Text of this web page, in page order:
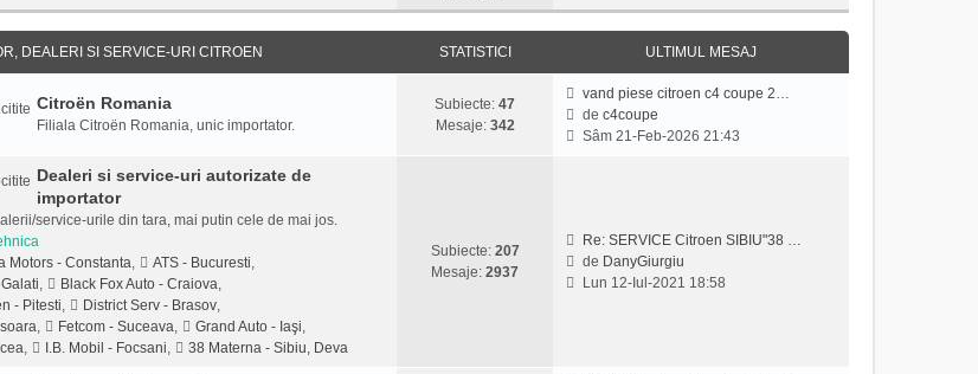
m
DEALERI SI SERVICE-URI CITROEN STATISTICI ULTIMUL MESAJ
Citroën Romania
Filiala Citroën Romania, unic importator.
Subiecte: 47
Mesaje: 342
vand piese citroen c4 coupe 2…
dec4coupe
V
l
t
i
Sâm 21-Feb-2026 21:43
Dealeri si service-uri autorizate de
importator
service-urile din tara, mai putin cele de mai jos.
Motors - Constanta, ATS - Bucuresti,
, Black Fox Auto - Craiova,
- Pitesti, District Serv - Brasov,
, Fetcom - Suceava, Grand Auto - Iaşi,
, I.B. Mobil - Focsani, 38 Materna - Sibiu, Deva
Subiecte: 207
Mesaje: 2937
Re: SERVICE Citroen SIBIU"38 …
de DanyGiurgiu
V
Lun 12-Iul-2021 18:58